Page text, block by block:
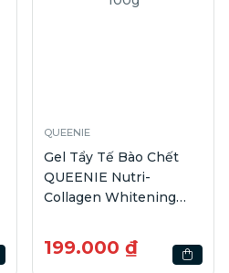
QUEENIE
Gel Tẩy Tế Bào Chết
QUEENIE Nutri-
Collagen Whitening
199.000 ₫